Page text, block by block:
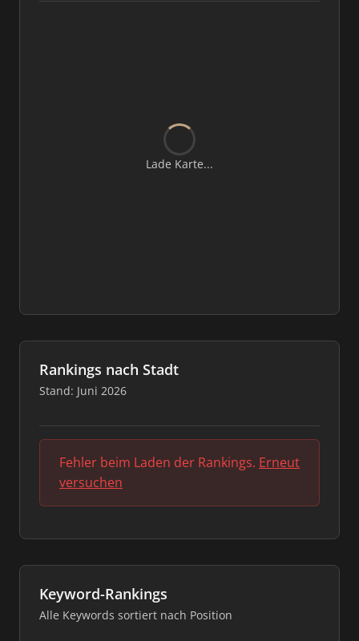
Lade Karte...
Rankings nach Stadt
Stand: Juni 2026
Fehler beim Laden der Rankings. Erneut
versuchen
Keyword-Rankings
Alle Keywords sortiert nach Position